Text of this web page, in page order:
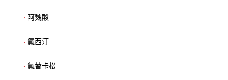
· 阿魏酸
· 氟西汀
· 氟替卡松